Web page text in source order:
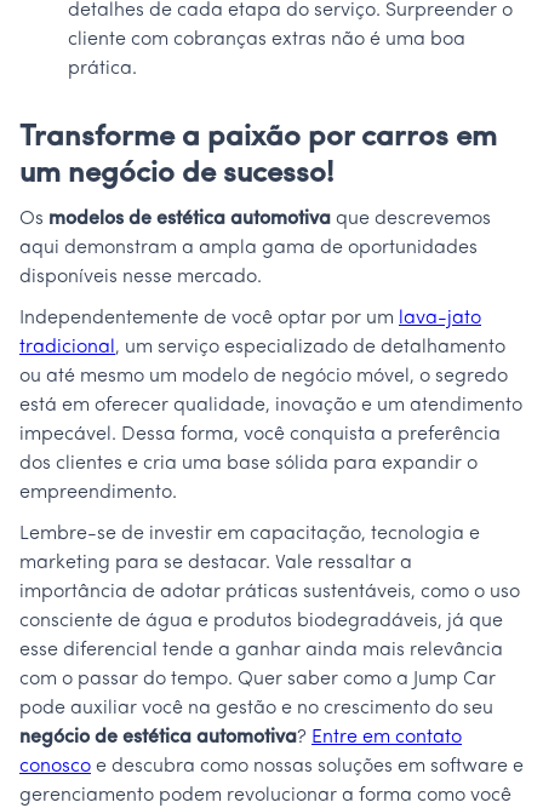
detalhes de cada etapa do serviço. Surpreender o
cliente com cobranças extras não é uma boa
prática.
Transforme a paixão por carros em
um negócio de sucesso!
Os modelos de estética automotiva que descrevemos
aqui demonstram a ampla gama de oportunidades
disponíveis nesse mercado.
Independentemente de você optar por um lava-jato
tradicional , um serviço especializado de detalhamento
ou até mesmo um modelo de negócio móvel, o segredo
está em oferecer qualidade, inovação e um atendimento
impecável. Dessa forma, você conquista a preferência
dos clientes e cria uma base sólida para expandir o
empreendimento.
Lembre-se de investir em capacitação, tecnologia e
marketing para se destacar. Vale ressaltar a
importância de adotar práticas sustentáveis, como o uso
consciente de água e produtos biodegradáveis, já que
esse diferencial tende a ganhar ainda mais relevância
com o passar do tempo. Quer saber como a Jump Car
pode auxiliar você na gestão e no crescimento do seu
negócio de estética automotiva? Entre em contato
conosco e descubra como nossas soluções em software e
gerenciamento podem revolucionar a forma como você